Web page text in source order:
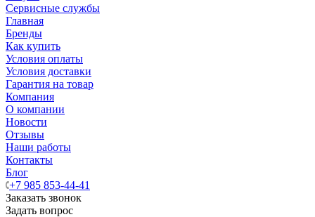
Сервисные службы
Главная
Бренды
Как купить
Условия оплаты
Условия доставки
Гарантия на товар
Компания
О компании
Новости
Отзывы
Наши работы
Контакты
Блог
+7 985 853-44-41
Заказать звонок
Задать вопрос